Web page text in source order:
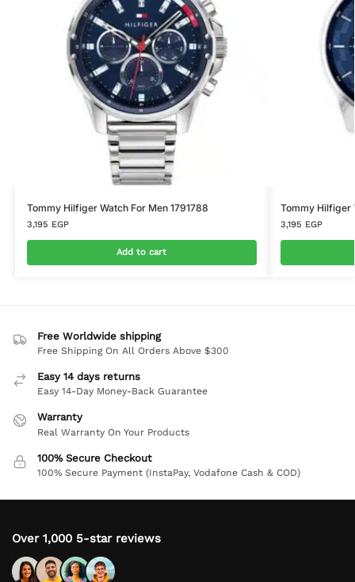
Tommy Hilfiger Watch For Men 1791788
3,195 EGP
Add to cart
Tommy Hilfiger
3,195 EGP
Free Worldwide shipping
Free Shipping On All Orders Above $300
Easy 14 days returns
Easy 14-Day Money-Back Guarantee
Warranty
Real Warranty On Your Products
100% Secure Checkout
100% Secure Payment (InstaPay, Vodafone Cash & COD)
Over 1,000 5-star reviews